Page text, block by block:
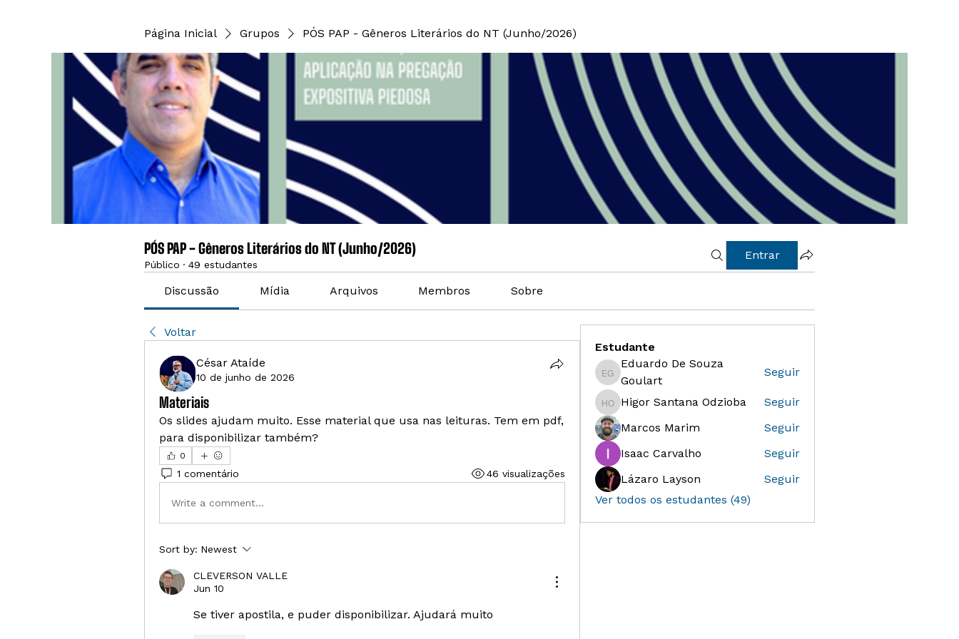
Página Inicial Grupos PÓS PAP - Gêneros Literários do NT (Junho/2026)
PÓS PAP - Gêneros Literários do NT (Junho/2026)
Público · 49 estudantes
Entrar
Discussão Mídia Arquivos Membros Sobre
Voltar
César Ataíde
10 de junho de 2026
Materiais
Os slides ajudam muito. Esse material que usa nas leituras. Tem em pdf,
para disponibilizar também?
0
1 comentário 46 visualizações
Write a comment...
Sort by: Newest
CLEVERSON VALLE
Jun 10
Se tiver apostila, e puder disponibilizar. Ajudará muito
Estudante
Eduardo De Souza Goulart
Eduardo De Souza
Goulart
Seguir
Higor Santana Odzioba
Higor Santana Odzioba
Seguir
Marcos Marim
Seguir
Isaac Carvalho
Seguir
Lázaro Layson
Seguir
Ver todos os estudantes (49)